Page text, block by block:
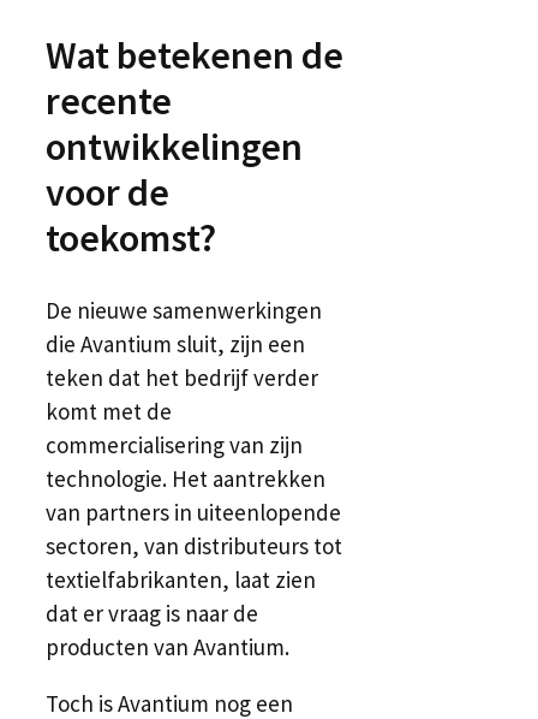
Wat betekenen de
recente
ontwikkelingen
voor de
toekomst?
De nieuwe samenwerkingen
die Avantium sluit, zijn een
teken dat het bedrijf verder
komt met de
commercialisering van zijn
technologie. Het aantrekken
van partners in uiteenlopende
sectoren, van distributeurs tot
textielfabrikanten, laat zien
dat er vraag is naar de
producten van Avantium.
Toch is Avantium nog een